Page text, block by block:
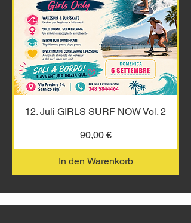
12. Juli GIRLS SURF NOW Vol. 2
Preis
90,00 €
In den Warenkorb